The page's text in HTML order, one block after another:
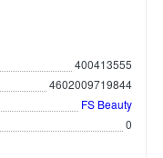
400413555
4602009719844
FS Beauty
0